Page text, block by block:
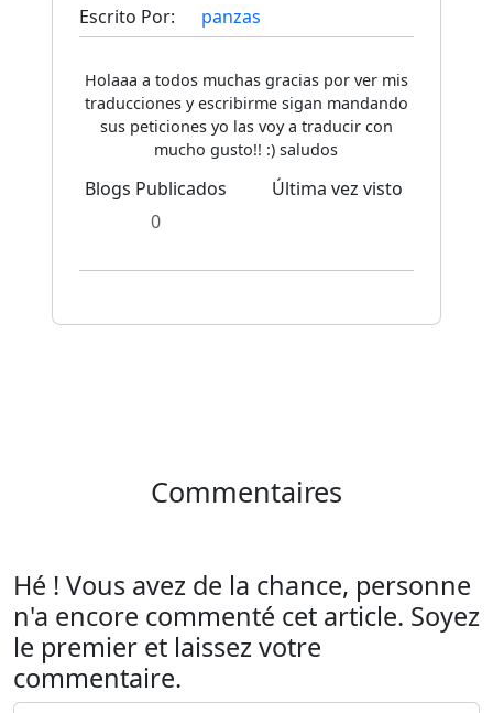
Escrito Por: panzas
Holaaa a todos muchas gracias por ver mis
traducciones y escribirme sigan mandando
sus peticiones yo las voy a traducir con
mucho gusto!! :) saludos
Blogs Publicados
0
Última vez visto
Commentaires
Hé ! Vous avez de la chance, personne
n'a encore commenté cet article. Soyez
le premier et laissez votre
commentaire.